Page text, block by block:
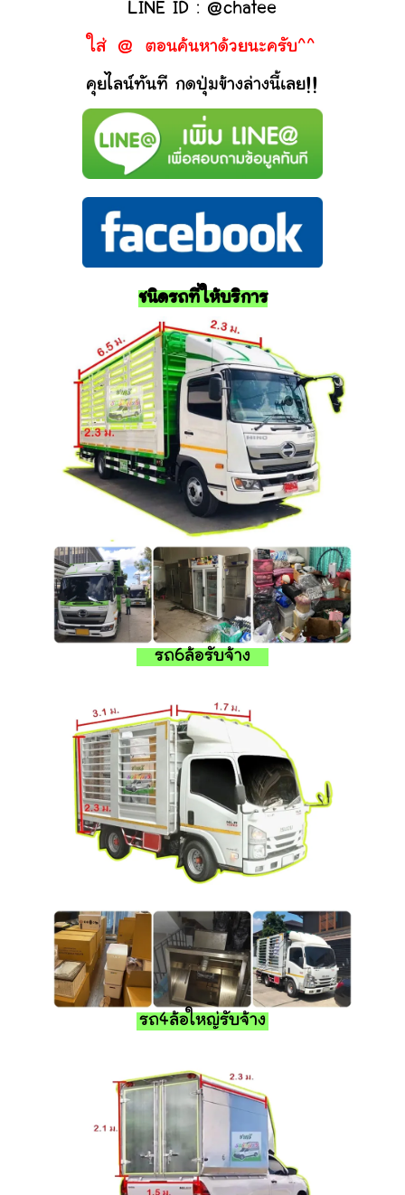
LINE ID : @chatee
ใส่ @ ตอนค้นหาด้วยนะครับ^^
คุยไลน์ทันที กดปุ่มข้างล่างนี้เลย!!
ชนิดรถที่ให้บริการ
รถ6ล้อรับจ้าง
รถ4ล้อใหญ่รับจ้าง